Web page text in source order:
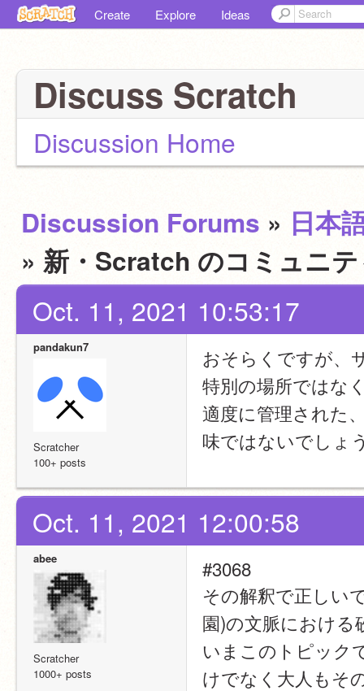
Create Explore Ideas
Discuss Scratch
Discussion Home
Discussion Forums » 日本
» 新・Scratch のコミュニ
Oct. 11, 2021 10:53:17
pandakun7
Scratcher
100+ posts
おそらくですが、
特別の場所ではな
適度に管理された
味ではないでしょ
Oct. 11, 2021 12:00:58
abee
Scratcher
1000+ posts
#3068
その解釈で正しい
園)の文脈における
いまこのトピック
けでなく大人もそ